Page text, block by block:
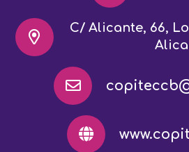
C/ Alicante, 66,